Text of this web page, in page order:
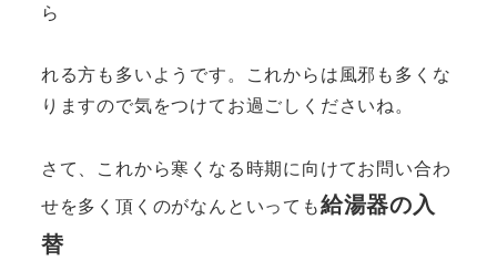
ら
れる方も多いようです。これからは風邪も多くな
りますので気をつけてお過ごしくださいね。
さて、これから寒くなる時期に向けてお問い合わ
せを多く頂くのがなんといっても給湯器の入
替